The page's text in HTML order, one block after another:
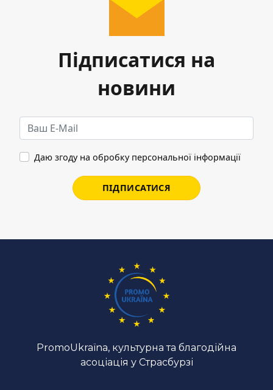
Підписатися на
новини
Даю згоду на обробку персональної інформації
ПІДПИСАТИСЯ
PromoUkraїna, культурна та благодійна
асоціація у Страсбурзі